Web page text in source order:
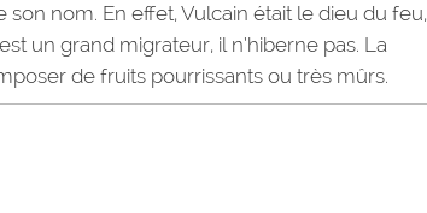
nom. En effet, Vulcain était le dieu du feu,
un grand migrateur, il n’hiberne pas. La
de fruits pourrissants ou très mûrs.